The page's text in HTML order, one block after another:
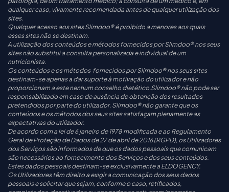
qualquer caso, vivamente recomendada antes de qualquer utilização dos
sites.
Qualquer acesso aos sites Slimdoo® é proibido a menores aos quais
esses sites não se destinam.
A utilização dos conteúdos e métodos fornecidos por Slimdoo® nos seus
sites não substitui a consulta personalizada e individual de um
nutricionista.
Os conteúdos e os métodos fornecidos por Slimdoo® nos seus sites
destinam-se apenas a dar suporte à motivação do utilizador e não
proporcionam a este nenhum conselho dietético.Slimdoo® não pode ser
responsabilizado em caso de ausência de obtenção dos resultados
pretendidos por parte do utilizador. Slimdoo® não garante que os
conteúdos e os métodos dos seus sites satisfaçam plenamente as
expectativas do utilizador.
De acordo com a lei de 6 janeiro de 1978 modificada e ao Regulamento
Geral de Proteção de Dados de 27 de abril de 2016 (RGPD), os Utilizadores
dos Serviços são informados de que os dados pessoais que comunicam
são necessários ao fornecimento dos Serviços e dos seus conteúdos.
Estes dados pessoais destinam-se exclusivamente a ELDOGENCY.
Os Utilizadores têm direito a exigir a comunicação dos seus dados
pessoais e solicitar que sejam, conforme o caso, retificados,